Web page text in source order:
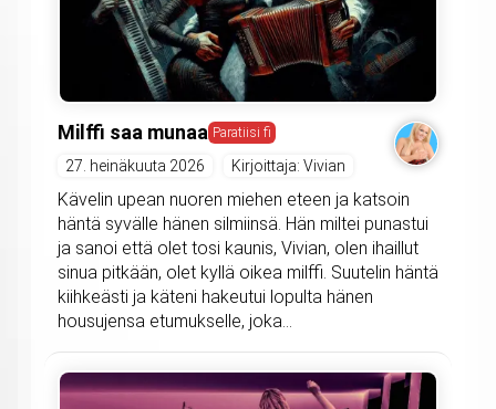
Milffi saa munaa Paratiisi fi
27. heinäkuuta 2026 Kirjoittaja: Vivian
Kävelin upean nuoren miehen eteen ja katsoin
häntä syvälle hänen silmiinsä. Hän miltei punastui
ja sanoi että olet tosi kaunis, Vivian, olen ihaillut
sinua pitkään, olet kyllä oikea milffi. Suutelin häntä
kiihkeästi ja käteni hakeutui lopulta hänen
housujensa etumukselle, joka...